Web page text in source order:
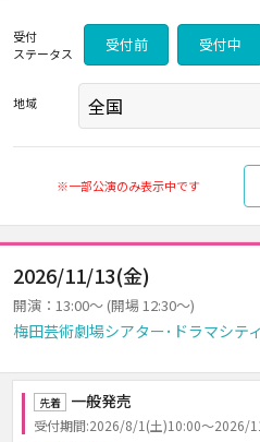
受付
ステータス
受付前 受付中
地域
※一部公演のみ表示中です
2026/11/13(金)
開演：13:00～ (開場 12:30～)
梅田芸術劇場シアター･ドラマシティ
先着 一般発売
受付期間:2026/8/1(土)10:00～2026/